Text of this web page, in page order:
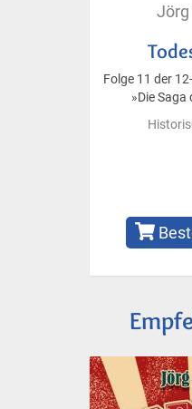
Folge 11 der
»Die Saga